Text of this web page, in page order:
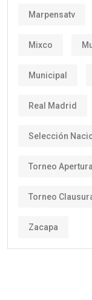
Marpensatv
Mixco
Municipal
Real Madrid
Selección
Torneo Apertura
Torneo
Zacapa